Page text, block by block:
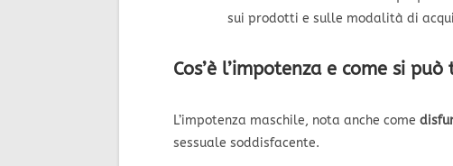
sui prodotti e sulle modalità di
Cos’è l’impotenza e come si
L’impotenza maschile, nota anche come
sessuale soddisfacente.